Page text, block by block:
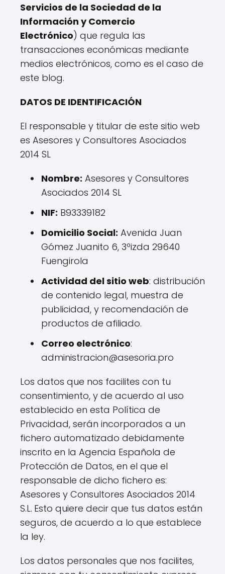
Servicios de la Sociedad de la
Información y Comercio
Electrónico) que regula las
transacciones económicas mediante
medios electrónicos, como es el caso de
este blog.
DATOS DE IDENTIFICACIÓN
El responsable y titular de este sitio web
es Asesores y Consultores Asociados
2014 SL
Nombre: Asesores y Consultores
Asociados 2014 SL
NIF: B93339182
Domicilio Social: Avenida Juan
Gómez Juanito 6, 3ºizda 29640
Fuengirola
Actividad del sitio web: distribución
de contenido legal, muestra de
publicidad, y recomendación de
productos de afiliado.
Correo electrónico:
administracion@asesoria.pro
Los datos que nos facilites con tu
consentimiento, y de acuerdo al uso
establecido en esta Política de
Privacidad, serán incorporados a un
fichero automatizado debidamente
inscrito en la Agencia Española de
Protección de Datos, en el que el
responsable de dicho fichero es:
Asesores y Consultores Asociados 2014
S.L. Esto quiere decir que tus datos están
seguros, de acuerdo a lo que establece
la ley.
Los datos personales que nos facilites,